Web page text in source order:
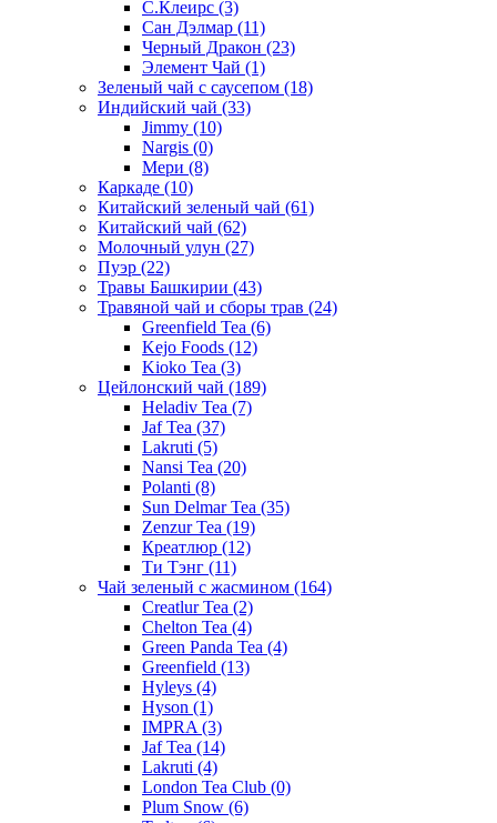
С.Клеирс (3)
Сан Дэлмар (11)
Черный Дракон (23)
Элемент Чай (1)
Зеленый чай с саусепом (18)
Индийский чай (33)
Jimmy (10)
Nargis (0)
Мери (8)
Каркаде (10)
Китайский зеленый чай (61)
Китайский чай (62)
Молочный улун (27)
Пуэр (22)
Травы Башкирии (43)
Травяной чай и сборы трав (24)
Greenfield Tea (6)
Kejo Foods (12)
Kioko Tea (3)
Цейлонский чай (189)
Heladiv Tea (7)
Jaf Tea (37)
Lakruti (5)
Nansi Tea (20)
Polanti (8)
Sun Delmar Tea (35)
Zenzur Tea (19)
Креатлюр (12)
Ти Тэнг (11)
Чай зеленый с жасмином (164)
Creatlur Tea (2)
Chelton Tea (4)
Green Panda Tea (4)
Greenfield (13)
Hyleys (4)
Hyson (1)
IMPRA (3)
Jaf Tea (14)
Lakruti (4)
London Tea Club (0)
Plum Snow (6)